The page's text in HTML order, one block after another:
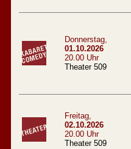
Donnerstag,
01.10.2026
20.00 Uhr
Theater 509
Freitag,
02.10.2026
20.00 Uhr
Theater 509